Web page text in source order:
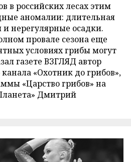
в российских лесах этим
аномалии: длительная
и нерегулярные осадки.
провале сезона еще
условиях грибы могут
газете ВЗГЛЯД автор
«Охотник до грибов»,
«Царство грибов» на
Дмитрий